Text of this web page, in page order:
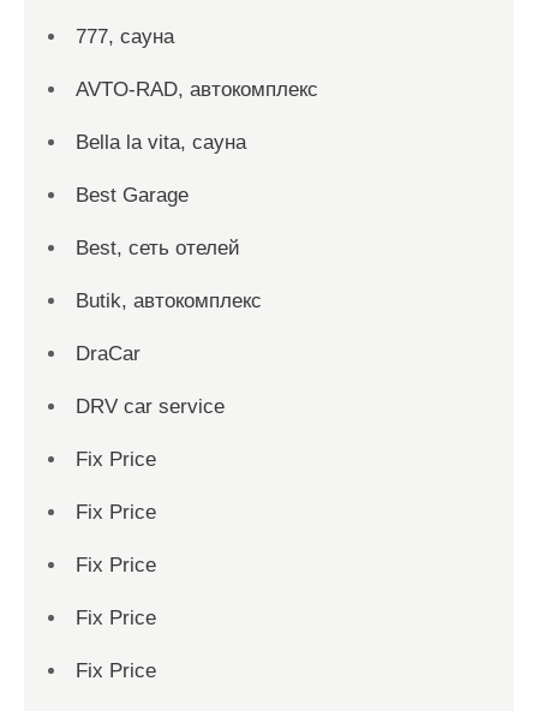
777, сауна
AVTO-RAD, автокомплекс
Bella la vita, сауна
Best Garage
Best, сеть отелей
Butik, автокомплекс
DraCar
DRV car service
Fix Price
Fix Price
Fix Price
Fix Price
Fix Price